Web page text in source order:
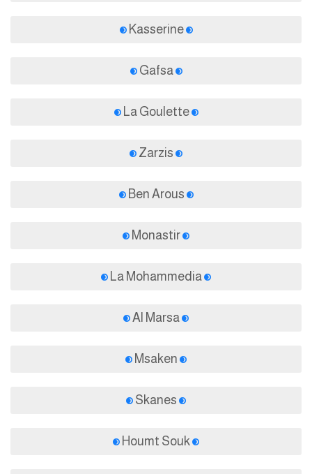
Kasserine
Gafsa
La Goulette